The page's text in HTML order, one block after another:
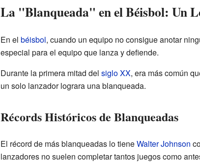
La "Blanqueada" en el Béisbol: Un
En el béisbol, cuando un equipo no consigue anotar
especial para el equipo que lanza y defiende.
Durante la primera mitad del siglo XX, era más común
un solo lanzador lograra una blanqueada.
Récords Históricos de Blanqueadas
El récord de más blanqueadas lo tieneWalter Johnson
lanzadores no suelen completar tantos juegos como